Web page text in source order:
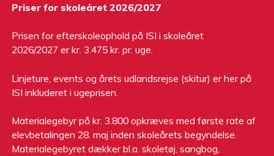
Priser for skoleåret 2026/2027
Prisen for efterskoleophold på ISI i skoleåret
2026/2027 er kr. 3.475 kr. pr. uge.
Linjeture, events og årets udlandsrejse (skitur) er her på
ISI inkluderet i ugeprisen.
Materialegebyr på kr. 3.800 opkræves med første rate af
elevbetalingen 28. maj inden skoleårets begyndelse.
Materialegebyret dækker bl.a. skoletøj, sangbog,